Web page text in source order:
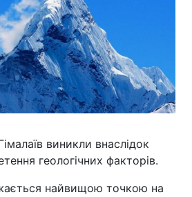
виникли внаслідок
геологічних факторів.
найвищою точкою на